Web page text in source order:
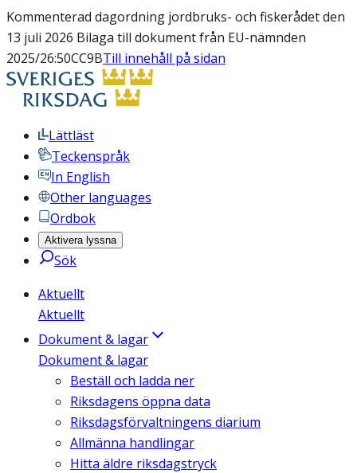
Kommenterad dagordning jordbruks- och fiskerådet den
13 juli 2026 Bilaga till dokument från EU-nämnden
2025/26:50CC9BTill innehåll på sidan
Lättläst
Teckenspråk
In English
Other languages
Ordbok
Aktivera lyssna
Sök
Aktuellt
Aktuellt
Dokument & lagar
Dokument & lagar
Beställ och ladda ner
Riksdagens öppna data
Riksdagsförvaltningens diarium
Allmänna handlingar
Hitta äldre riksdagstryck